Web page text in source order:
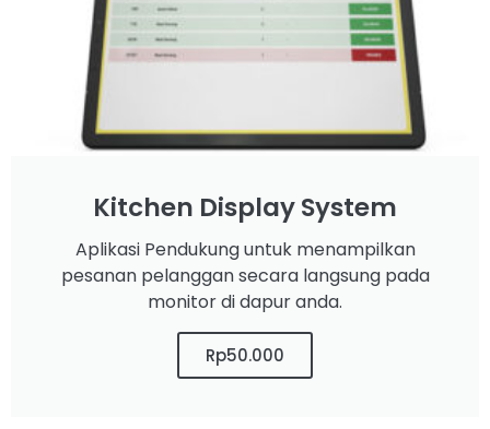
Kitchen Display System
Aplikasi Pendukung untuk menampilkan
pesanan pelanggan secara langsung pada
monitor di dapur anda.
Rp50.000